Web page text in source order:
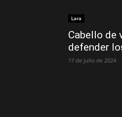
Lara
Cabello de
defender
17 de julio de 2024